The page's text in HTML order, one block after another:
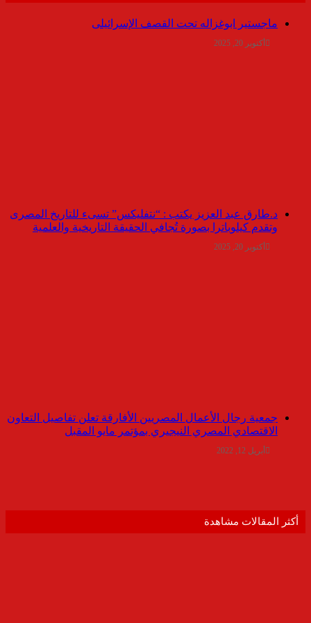
ماجستير ابوغزاله تحت القصف الإسرائيلى
أكتوبر 20, 2025
د.طارق عبد العزيز يكتب : “نتفليكس” تسىء للتاريخ المصرى
وتقدم كيلوباترا بصورة تُجافي الحقيقة التاريخية والعلمية
أكتوبر 20, 2025
جمعية رجال الأعمال المصريين الأفارقة تعلن تفاصيل التعاون
الاقتصادي المصري النيجيري بمؤتمر مايو المقبل
أبريل 12, 2022
أكثر المقالات مشاهدة